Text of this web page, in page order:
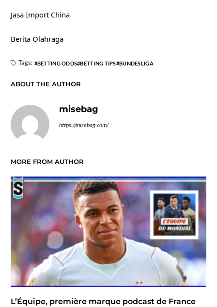
Jasa Import China
Berita Olahraga
Tags: BETTING ODDS BETTING TIPS BUNDESLIGA
ABOUT THE AUTHOR
misebag
https://misebag.com/
MORE FROM AUTHOR
L’Équipe, première marque podcast de France